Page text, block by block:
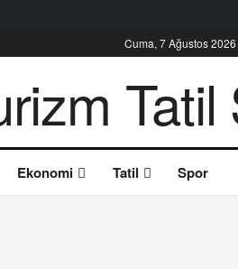
Cuma, 7 Ağustos 2026
Ekonomi Tatil Spor